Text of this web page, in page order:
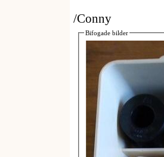
/Conny
Bifogade bilder